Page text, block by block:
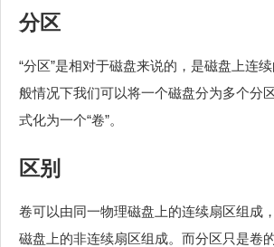
分区
“分区”是相对于磁盘来说的，是磁盘上连
般情况下我们可以将一个磁盘分为多个分
式化为一个“卷”。
区别
卷可以由同一物理磁盘上的连续扇区组成
磁盘上的非连续扇区组成。而分区只是卷